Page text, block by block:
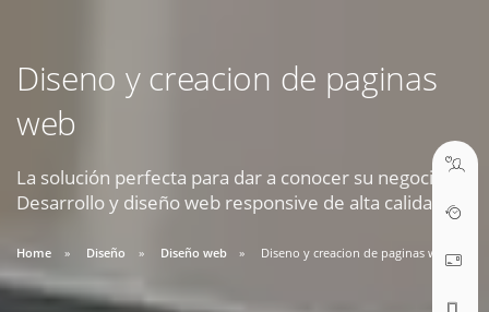
Diseno y creacion de paginas
web
La solución perfecta para dar a conocer su negocio.
Desarrollo y diseño web responsive de alta calidad.
Home Diseño Diseño web Diseno y creacion de paginas web
09:30 AM A 18:30 PM